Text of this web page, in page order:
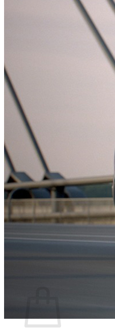
Tiện tích
Đặt hẹn dịch vụ
Yêu cầu báo giá
Mua xe trả góp
Tin tức- sự kiện
Tin tức
Khuyến mãi
Sự kiện
Tuyển dụng
Tìm